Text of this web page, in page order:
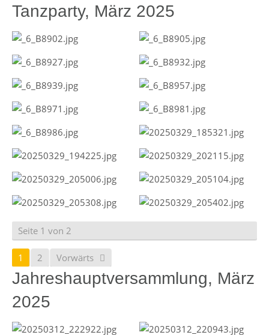
Tanzparty, März 2025
Seite 1 von 2
1 2 Vorwärts
Jahreshauptversammlung, März
2025